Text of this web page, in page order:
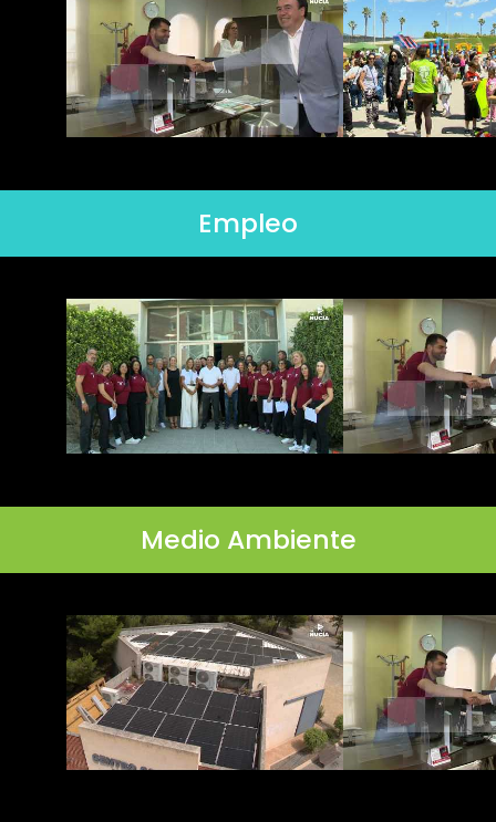
Empleo
Medio Ambiente